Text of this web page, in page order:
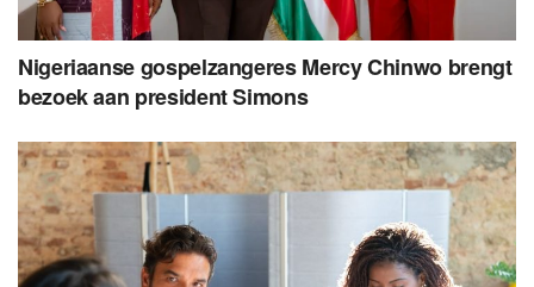
Nigeriaanse gospelzangeres Mercy Chinwo brengt
bezoek aan president Simons